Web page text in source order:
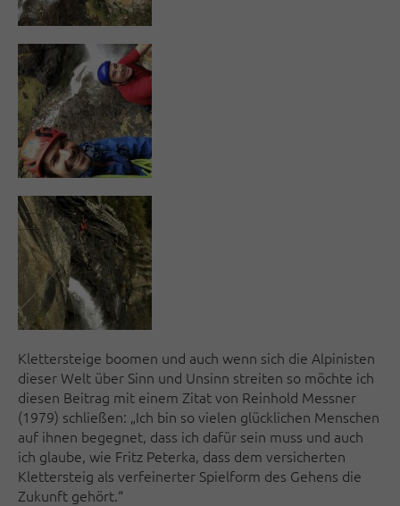
Klettersteige boomen und auch wenn sich die Alpinisten
dieser Welt über Sinn und Unsinn streiten so möchte ich
diesen Beitrag mit einem Zitat von Reinhold Messner
(1979) schließen: „Ich bin so vielen glücklichen Menschen
auf ihnen begegnet, dass ich dafür sein muss und auch
ich glaube, wie Fritz Peterka, dass dem versicherten
Klettersteig als verfeinerter Spielform des Gehens die
Zukunft gehört.“